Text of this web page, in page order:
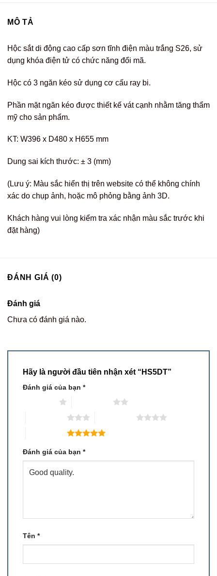
MÔ TẢ
Hộc sắt di động cao cấp sơn tĩnh điện màu trắng S26, sử
dụng khóa điện tử có chức năng đổi mã.
Hộc có 3 ngăn kéo sử dụng cơ cấu ray bi.
Phần mặt ngăn kéo được thiết kế vát cạnh nhằm tăng thẩm
mỹ cho sản phẩm.
KT: W396 x D480 x H655 mm
Dung sai kích thước: ± 3 (mm)
(Lưu ý: Màu sắc hiển thị trên website có thể không chính
xác do chụp ảnh, hoặc mô phỏng bằng ảnh 3D.
Khách hàng vui lòng kiểm tra xác nhận màu sắc trước khi
đặt hàng)
ĐÁNH GIÁ (0)
Đánh giá
Chưa có đánh giá nào.
Hãy là người đầu tiên nhận xét “HS5DT”
Đánh giá của bạn *
Đánh giá của bạn *
Tên *